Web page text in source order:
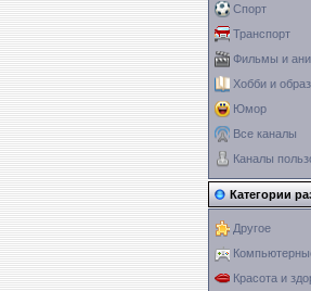
Спорт
Транспорт
Фильмы и
Хобби и
Юмор
Все каналы
Каналы
Категории
Другое
Красота и